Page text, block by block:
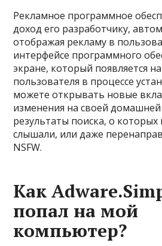
Рекламное программное
доход его разработчику,
отображая рекламу в
интерфейсе программного
экране, который появляется
пользователя в процессе
можете открывать новые
изменения на своей
результаты поиска, о
слышали, или даже
NSFW.
Как
попал на мой
компьютер?